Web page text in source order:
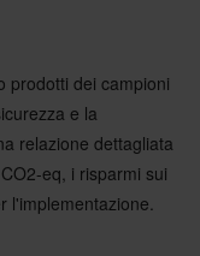
prodotti dei campioni
e la
relazione dettagliata
eq, i risparmi sui
l'implementazione.